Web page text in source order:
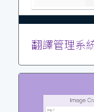
翻譯管理系